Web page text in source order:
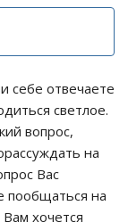
себе отвечаете
светлое.
вопрос,
на
Вас
пообщаться на
хочется